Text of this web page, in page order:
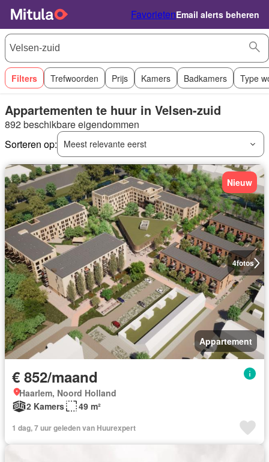
FavorietenEmail alerts beheren
Filters Trefwoorden Prijs Kamers Badkamers Type
Appartementen te huur in Velsen-zuid
892 beschikbare eigendommen
Sorteren op:
Meest relevante eerst
4fotos
Nieuw
Appartement
€ 852/maand
Haarlem, Noord Holland
2 Kamers
49 m²
1 dag, 7 uur geleden van Huurexpert